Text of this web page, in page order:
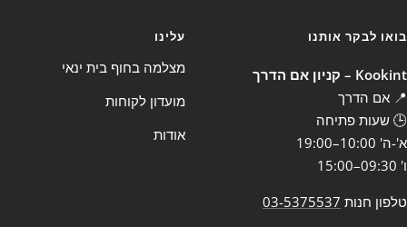
בואו לבקר אותנו
Kookint – קניון אם הדרך
📍 אם הדרך
🕒 שעות פתיחה
א'-ה' 10:00–19:00
ו' 09:30–15:00
טלפון חנות 03-5375537
עלינו
מצלמה בחוף בית ינאי
מועדון לקוחות
אודות